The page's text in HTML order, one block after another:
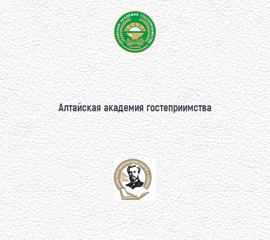
Алтайская академия гостеприимства